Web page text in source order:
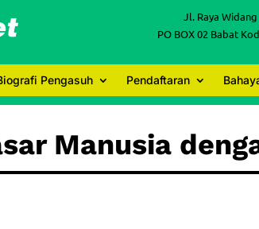
Jl. Raya
PO BOX 02 Babat
Pengasuh Pendaftaran
Manusia